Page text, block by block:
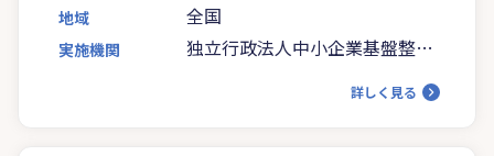
地域 全国
実施機関
独立行政法人中小企業基盤整備
詳しく見る